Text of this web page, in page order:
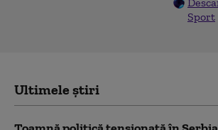
Sport
Ultimele știri